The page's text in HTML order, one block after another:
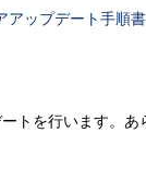
ップデート手順
トを行います。